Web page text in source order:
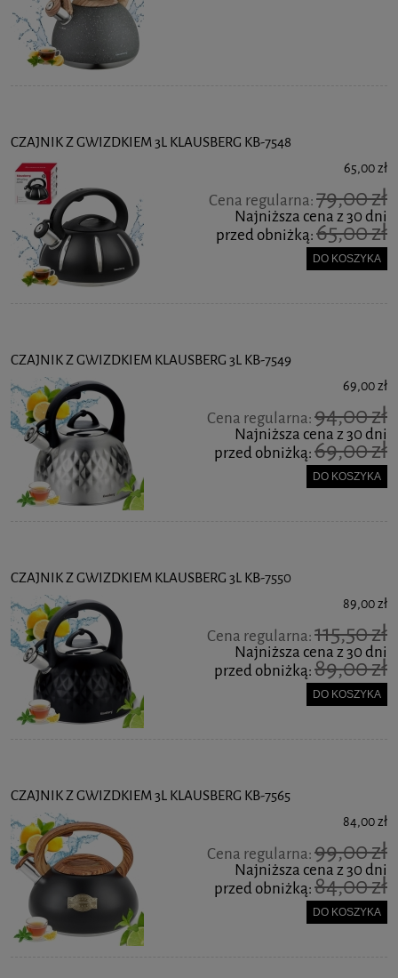
CZAJNIK Z GWIZDKIEM 3L KLAUSBERG KB-7548
65,00 zł
Cena regularna:79,00 zł
Najniższa cena z 30 dni
przed obniżką:65,00 zł
DO KOSZYKA
CZAJNIK Z GWIZDKIEM KLAUSBERG 3L KB-7549
69,00 zł
Cena regularna:94,00 zł
Najniższa cena z 30 dni
przed obniżką:69,00 zł
DO KOSZYKA
CZAJNIK Z GWIZDKIEM KLAUSBERG 3L KB-7550
89,00 zł
Cena regularna:115,50 zł
Najniższa cena z 30 dni
przed obniżką:89,00 zł
DO KOSZYKA
CZAJNIK Z GWIZDKIEM 3L KLAUSBERG KB-7565
84,00 zł
Cena regularna:99,00 zł
Najniższa cena z 30 dni
przed obniżką:84,00 zł
DO KOSZYKA